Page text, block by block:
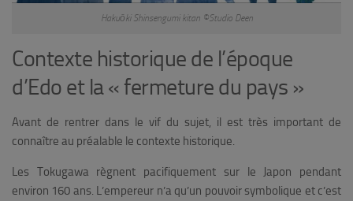
Hakuōki Shinsengumi kitan ©Studio Deen
Contexte historique de l’époque
d’Edo et la « fermeture du pays »
Avant de rentrer dans le vif du sujet, il est très important de
connaître au préalable le contexte historique.
Les Tokugawa règnent pacifiquement sur le Japon pendant
environ 160 ans. L’empereur n’a qu’un pouvoir symbolique et c’est